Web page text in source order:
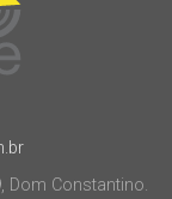
Dom Constantino.